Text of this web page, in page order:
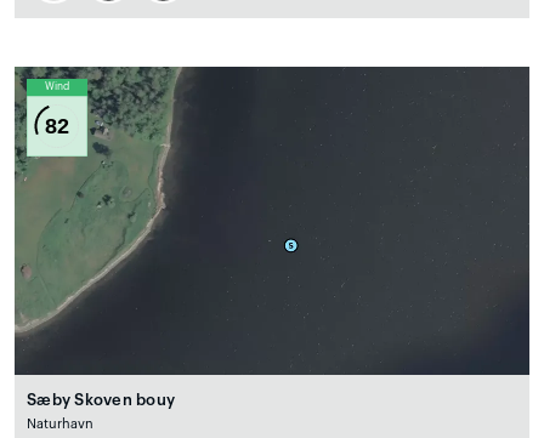
Wind
82
Sæby Skoven bouy
Naturhavn